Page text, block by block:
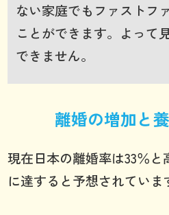
ない家庭でもファストフ
ことができます。よって
できません。
離婚の増加と
現在日本の離婚率は33％
に達すると予想されていま